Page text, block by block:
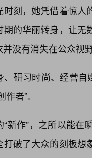
刻，她凭借着惊
的华丽转身，让
没有消失在公众视
、研习时尚、经营自
者”。
“新作”，之所以能
打破了大众的刻板